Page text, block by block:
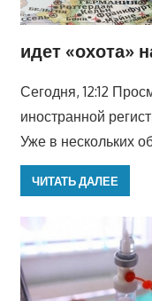
идет «охота»
Сегодня, 12:12
иностранной
Уже в нескольких
ЧИТАТЬ ДАЛЕЕ